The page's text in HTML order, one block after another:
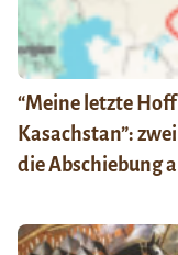
“Meine letzte
Kasachstan”:
die Abschiebung